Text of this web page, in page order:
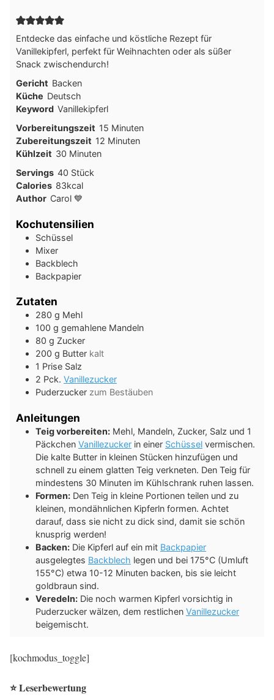
Entdecke das einfache und köstliche Rezept für
Vanillekipferl, perfekt für Weihnachten oder als süßer
Snack zwischendurch!
Gericht Backen
Küche Deutsch
Keyword Vanillekipferl
Vorbereitungszeit 15Minuten
Minuten
Zubereitungszeit 12Minuten
Minuten
Kühlzeit 30Minuten
Minuten
Servings 40 Stück
Calories 83kcal
Author Carol 💙
Kochutensilien
Schüssel
Mixer
Backblech
Backpapier
Zutaten
280 g Mehl
100 g gemahlene Mandeln
80 g Zucker
200 g Butter kalt
1 Prise Salz
2 Pck. Vanillezucker
Puderzucker zum Bestäuben
Anleitungen
Teig vorbereiten: Mehl, Mandeln, Zucker, Salz und 1
Päckchen Vanillezucker in einer Schüssel vermischen.
Die kalte Butter in kleinen Stücken hinzufügen und
schnell zu einem glatten Teig verkneten. Den Teig für
mindestens 30 Minuten im Kühlschrank ruhen lassen.
Formen: Den Teig in kleine Portionen teilen und zu
kleinen, mondähnlichen Kipferln formen. Achtet
darauf, dass sie nicht zu dick sind, damit sie schön
knusprig werden!
Backen: Die Kipferl auf ein mit Backpapier
ausgelegtes Backblech legen und bei 175°C (Umluft
155°C) etwa 10-12 Minuten backen, bis sie leicht
goldbraun sind.
Veredeln: Die noch warmen Kipferl vorsichtig in
Puderzucker wälzen, dem restlichen Vanillezucker
beigemischt.
[kochmodus_toggle]
⭐ Leserbewertung